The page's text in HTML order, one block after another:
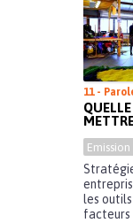
11 -
Emission
les
facteurs